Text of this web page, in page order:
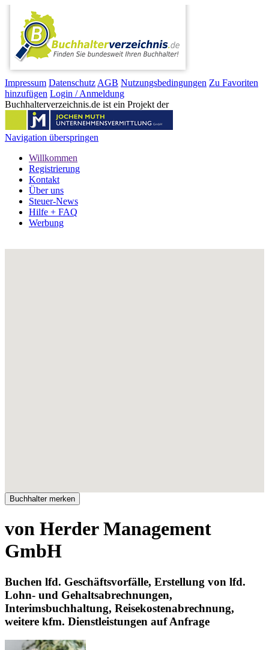
Impressum Datenschutz AGB Nutzungsbedingungen Zu Favoriten
hinzufügen Login / Anmeldung
Buchhalterverzeichnis.de ist ein Projekt der
Navigation überspringen
Willkommen
Registrierung
Kontakt
Über uns
Steuer-News
Hilfe + FAQ
Werbung
von Herder Management
GmbH
Buchen lfd. Geschäftsvorfälle, Erstellung von lfd.
Lohn- und Gehaltsabrechnungen,
Interimsbuchhaltung, Reisekostenabrechnung,
weitere kfm. Dienstleistungen auf Anfrage